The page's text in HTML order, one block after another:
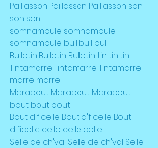
Paillasson Paillasson Paillasson son
son son
somnambule somnambule
somnambule bull bull bull
Bulletin Bulletin Bulletin tin tin tin
Tintamarre Tintamarre Tintamarre
marre marre
Marabout Marabout Marabout
bout bout bout
Bout d'ficelle Bout d'ficelle Bout
d'ficelle celle celle celle
Selle de ch'val Selle de ch'val Selle